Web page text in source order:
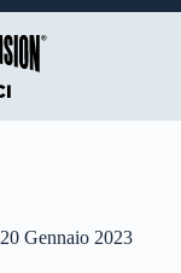
20 Gennaio 2023